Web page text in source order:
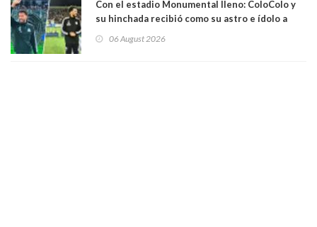
Con el estadio Monumental lleno: ColoColo y
su hinchada recibió como su astro e ídolo a
06 August 2026